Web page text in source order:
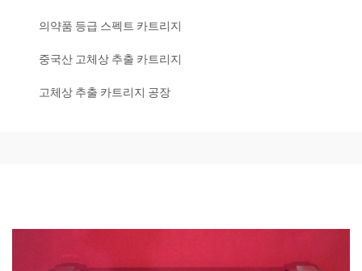
의약품 등급 스펙트 카트리지
중국산 고체상 추출 카트리지
고체상 추출 카트리지 공장